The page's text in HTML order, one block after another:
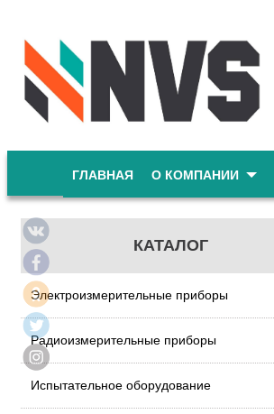
ГЛАВНАЯ О КОМПАНИИ
КАТАЛОГ
Электроизмерительные приборы
Радиоизмерительные приборы
Испытательное оборудование